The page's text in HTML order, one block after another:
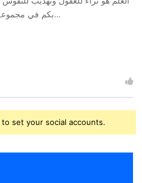
بكم في مجموعة النهضة التعليمية والتي تضم معهد…
set your social accounts.